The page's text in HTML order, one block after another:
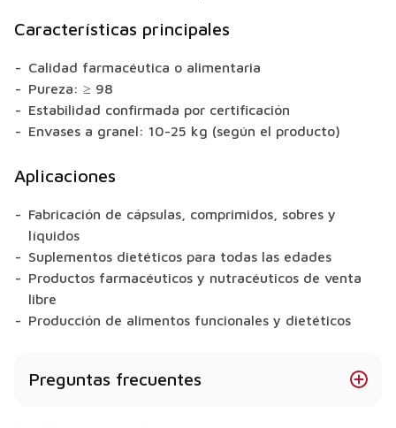
Características principales
Calidad farmacéutica o alimentaria
Pureza: ≥ 98
Estabilidad confirmada por certificación
Envases a granel: 10-25 kg (según el producto)
Aplicaciones
Fabricación de cápsulas, comprimidos, sobres y
líquidos
Suplementos dietéticos para todas las edades
Productos farmacéuticos y nutracéuticos de venta
libre
Producción de alimentos funcionales y dietéticos
Preguntas frecuentes